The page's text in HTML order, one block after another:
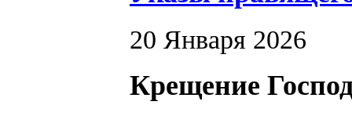
20 Января 2026
Крещение